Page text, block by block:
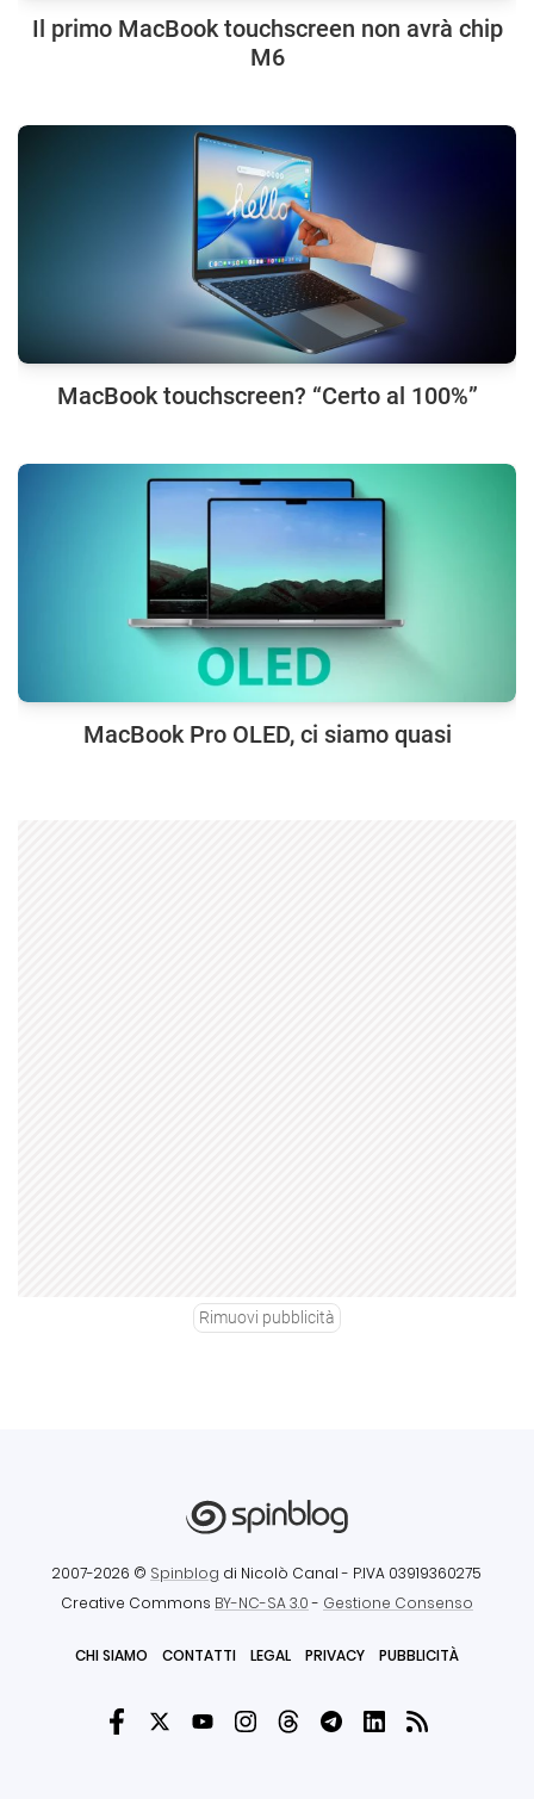
Il primo MacBook touchscreen non avrà chip
M6
MacBook touchscreen? “Certo al 100%”
MacBook Pro OLED, ci siamo quasi
Rimuovi pubblicità
2007-2026 © Spinblog di Nicolò Canal - P.IVA 03919360275
Creative Commons BY-NC-SA 3.0- Gestione Consenso
CHI SIAMO CONTATTI LEGAL PRIVACY PUBBLICITÀ